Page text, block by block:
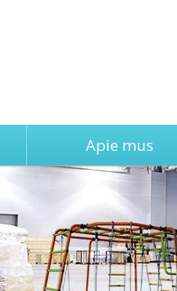
Apie mus